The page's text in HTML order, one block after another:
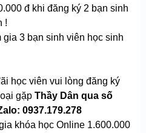
đ khi đăng ký 2 bạn sinh
!
3 bạn sinh viên học sinh
học viên vui lòng đăng ký
gặp Thầy Dân qua số
0937.179.278
khóa học Online 1.600.000